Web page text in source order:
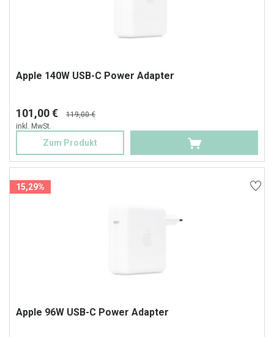
Apple 140W USB-C Power Adapter
101,00 €
119,00 €
inkl. MwSt.
Zum Produkt
15,29%
Apple 96W USB-C Power Adapter